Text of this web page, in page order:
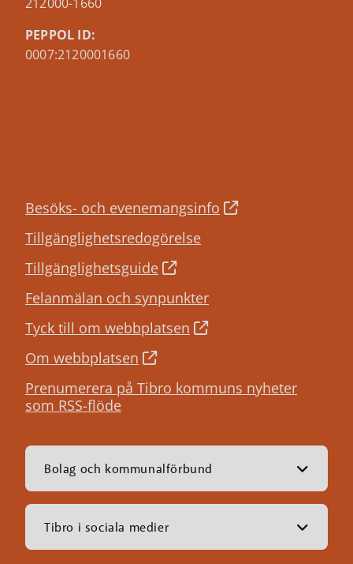
PEPPOL ID:
0007:2120001660
Besöks- och evenemangsinfo
Tillgänglighetsredogörelse
Tillgänglighetsguide
Felanmälan och synpunkter
Tyck till om webbplatsen
Om webbplatsen
Prenumerera på Tibro kommuns nyheter
som RSS-flöde
Bolag och kommunalförbund
Tibro i sociala medier